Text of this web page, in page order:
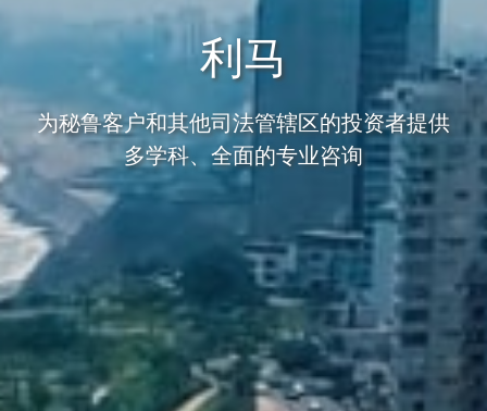
利马
为秘鲁客户和其他司法管辖区的投资者提供
多学科、全面的专业咨询